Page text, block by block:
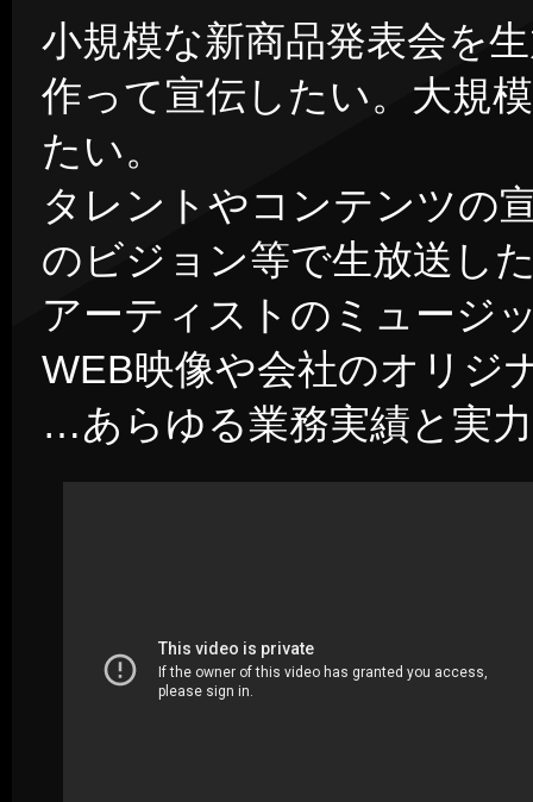
小規模な新商品発表会を
作って宣伝したい。大規
たい。
タレントやコンテンツの
のビジョン等で生放送し
アーティストのミュージ
WEB映像や会社のオリジ
…あらゆる業務実績と実